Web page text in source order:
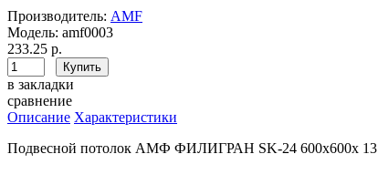
Производитель: AMF
Модель: amf0003
233.25 р.
в закладки
сравнение
Описание Характеристики
Подвесной потолок АМФ ФИЛИГРАН SK-24 600x600x 13